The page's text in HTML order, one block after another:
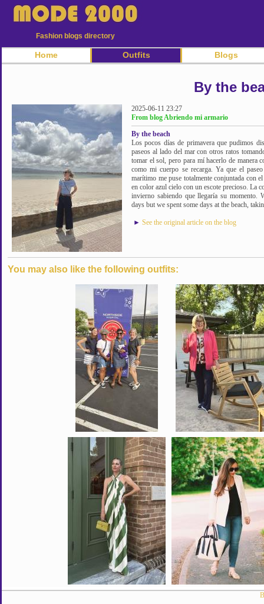
Fashion blogs directory
Home Outfits Blogs
By the
2025-06-11 23:27
From blog Abriendo mi armario
By the beach
Los pocos días de primavera que pudimos
paseos al lado del mar con otros ratos
tomar el sol, pero para mí hacerlo de manera
como mi cuerpo se recarga. Ya que el
marítimo me puse totalmente conjuntada con
en color azul cielo con un escote precioso. La
invierno sabiendo que llegaría su
days but we spent some days at the beach,
► See the original article on the blog
You may also like the following outfits: